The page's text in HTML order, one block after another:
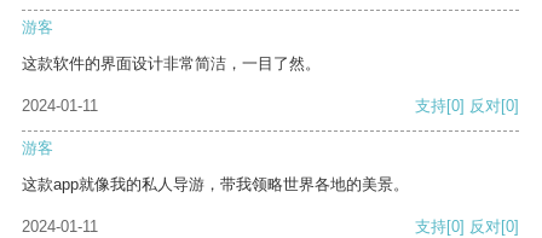
游客
这款软件的界面设计非常简洁，一目了然。
2024-01-11 支持[0] 反对[0]
游客
这款app就像我的私人导游，带我领略世界各地的美景。
2024-01-11 支持[0] 反对[0]